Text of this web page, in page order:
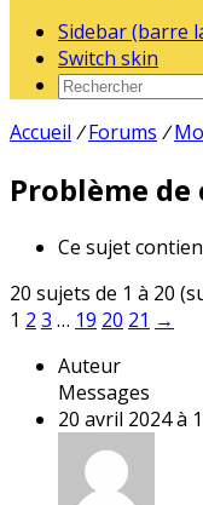
Sidebar (barre
Switch skin
Accueil / Forums /
Problème de
Ce sujet
20 sujets de 1 à 20
1 2 3 … 19 20 21 →
Auteur
Messages
20 avril 2024 à